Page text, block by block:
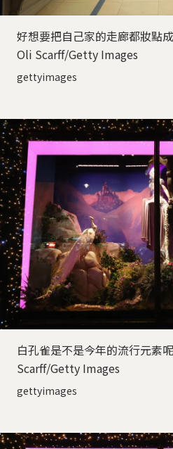
好想要把自己家的走廊都妝點
Oli Scarff/Getty Images
gettyimages
白孔雀是不是今年的流行元素
Scarff/Getty Images
gettyimages